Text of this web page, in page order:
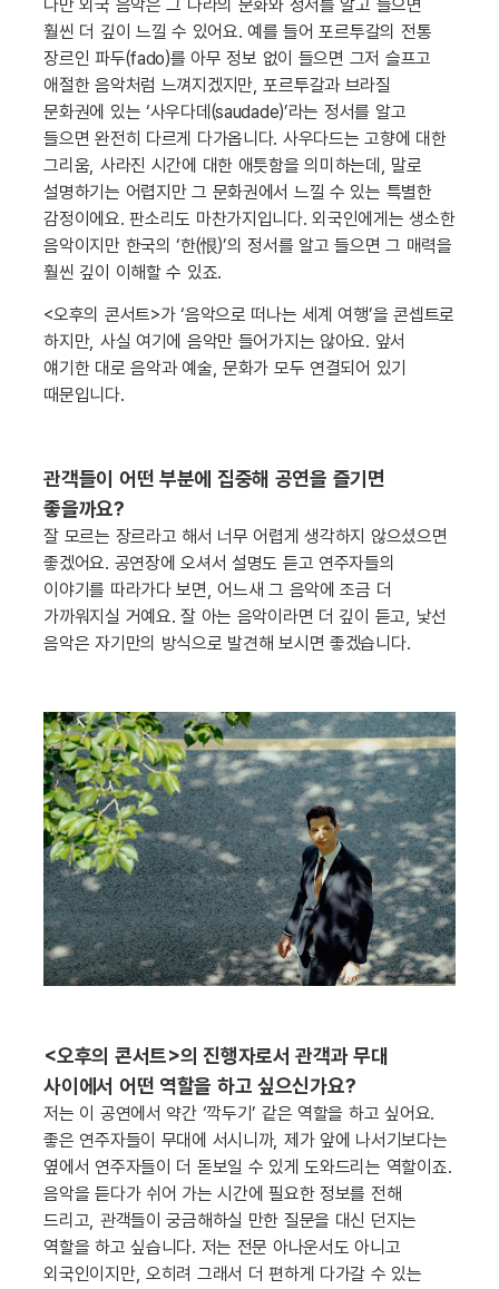
다만 외국 음악은 그 나라의 문화와 정서를 알고 들으면
훨씬 더 깊이 느낄 수 있어요. 예를 들어 포르투갈의 전통
장르인 파두(fado)를 아무 정보 없이 들으면 그저 슬프고
애절한 음악처럼 느껴지겠지만, 포르투갈과 브라질
문화권에 있는 ‘사우다데(saudade)’라는 정서를 알고
들으면 완전히 다르게 다가옵니다. 사우다드는 고향에 대한
그리움, 사라진 시간에 대한 애틋함을 의미하는데, 말로
설명하기는 어렵지만 그 문화권에서 느낄 수 있는 특별한
감정이에요. 판소리도 마찬가지입니다. 외국인에게는 생소한
음악이지만 한국의 ‘한(恨)’의 정서를 알고 들으면 그 매력을
훨씬 깊이 이해할 수 있죠.
<오후의 콘서트>가 ‘음악으로 떠나는 세계 여행’을 콘셉트로
하지만, 사실 여기에 음악만 들어가지는 않아요. 앞서
얘기한 대로 음악과 예술, 문화가 모두 연결되어 있기
때문입니다.
관객들이 어떤 부분에 집중해 공연을 즐기면
좋을까요?
잘 모르는 장르라고 해서 너무 어렵게 생각하지 않으셨으면
좋겠어요. 공연장에 오셔서 설명도 듣고 연주자들의
이야기를 따라가다 보면, 어느새 그 음악에 조금 더
가까워지실 거예요. 잘 아는 음악이라면 더 깊이 듣고, 낯선
음악은 자기만의 방식으로 발견해 보시면 좋겠습니다.
<오후의 콘서트>의 진행자로서 관객과 무대
사이에서 어떤 역할을 하고 싶으신가요?
저는 이 공연에서 약간 ‘깍두기’ 같은 역할을 하고 싶어요.
좋은 연주자들이 무대에 서시니까, 제가 앞에 나서기보다는
옆에서 연주자들이 더 돋보일 수 있게 도와드리는 역할이죠.
음악을 듣다가 쉬어 가는 시간에 필요한 정보를 전해
드리고, 관객들이 궁금해하실 만한 질문을 대신 던지는
역할을 하고 싶습니다. 저는 전문 아나운서도 아니고
외국인이지만, 오히려 그래서 더 편하게 다가갈 수 있는